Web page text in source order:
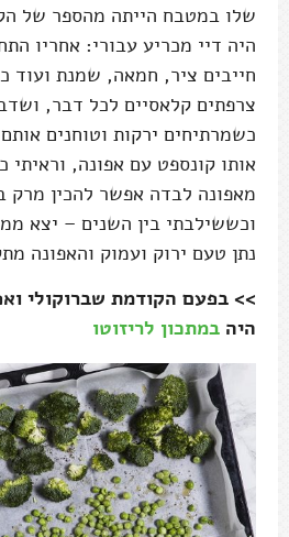
שלו במטבח הייתה מהספר של
היה דיי מכריע עבורי: אחריו
חייבים ציר, חמאה, שמנת ועוד
צרפתים קלאסיים לכל דבר,
כשמרתיחים ירקות וטוחנים
אותו קונספט עם אפונה,
מאפונה לבדה אפשר להכין מרק
וכששילבתי בין השנים – יצא
נתן טעם ירוק ועמוק והאפונה
>> בפעם הקודמת שברוקולי
היה במתכון לריזוטו